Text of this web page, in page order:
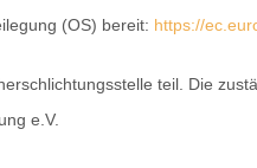
(OS) bereit: https://
teil. Die
e.V.